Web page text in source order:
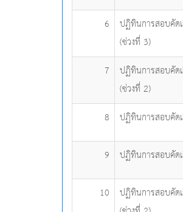
6
ปฏิทินการสอบคัด
(ช่วงที่ 3)
7
ปฏิทินการสอบคัด
(ช่วงที่ 2)
8 ปฏิทินการสอบคัด
9
ปฏิทินการสอบคัด
10
ปฏิทินการสอบคัด